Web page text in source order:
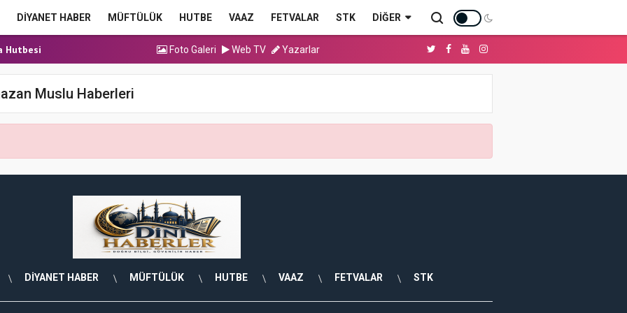
DİYANET HABER MÜFTÜLÜK HUTBE VAAZ FETVALAR STK DIĞER
Hutbesi
Hutbesi
Kadrolu Kur’an...
Hutbesi
Hutbesi
Foto Galeri Web TV Yazarlar
Muslu Haberleri
DİYANET HABER MÜFTÜLÜK HUTBE VAAZ FETVALAR STK